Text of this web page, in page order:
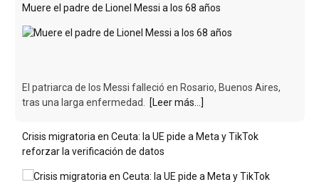
Muere el padre de Lionel Messi a los 68 años
El patriarca de los Messi falleció en Rosario, Buenos Aires,
tras una larga enfermedad.
[Leer más...]
Crisis migratoria en Ceuta: la UE pide a Meta y TikTok
reforzar la verificación de datos